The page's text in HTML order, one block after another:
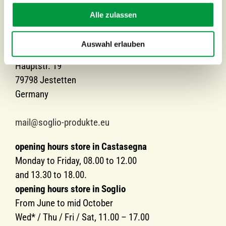
Alle zulassen
Auswahl erlauben
mail@soglio-produkte.ch
Hauptstr. 19
79798 Jestetten
Germany
mail@soglio-produkte.eu
opening hours store in Castasegna
Monday to Friday, 08.00 to 12.00
and 13.30 to 18.00.
opening hours store in Soglio
From June to mid October
Wed* / Thu / Fri / Sat, 11.00 – 17.00